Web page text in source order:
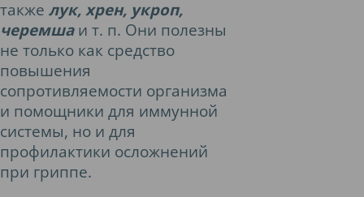
также лук, хрен, укроп,
черемшаи т. п. Они полезны
не только как средство
повышения
сопротивляемости организма
и помощники для иммунной
системы, но и для
профилактики осложнений
при гриппе.